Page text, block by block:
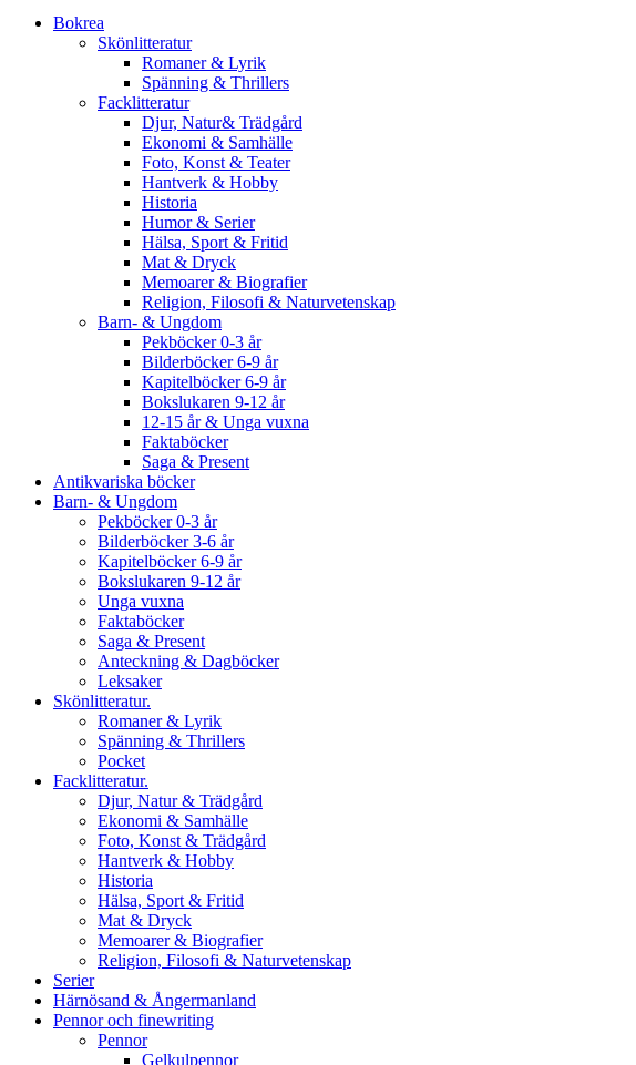
Bokrea
Skönlitteratur
Romaner & Lyrik
Spänning & Thrillers
Facklitteratur
Djur, Natur& Trädgård
Ekonomi & Samhälle
Foto, Konst & Teater
Hantverk & Hobby
Historia
Humor & Serier
Hälsa, Sport & Fritid
Mat & Dryck
Memoarer & Biografier
Religion, Filosofi & Naturvetenskap
Barn- & Ungdom
Pekböcker 0-3 år
Bilderböcker 6-9 år
Kapitelböcker 6-9 år
Bokslukaren 9-12 år
12-15 år & Unga vuxna
Faktaböcker
Saga & Present
Antikvariska böcker
Barn- & Ungdom
Pekböcker 0-3 år
Bilderböcker 3-6 år
Kapitelböcker 6-9 år
Bokslukaren 9-12 år
Unga vuxna
Faktaböcker
Saga & Present
Anteckning & Dagböcker
Leksaker
Skönlitteratur.
Romaner & Lyrik
Spänning & Thrillers
Pocket
Facklitteratur.
Djur, Natur & Trädgård
Ekonomi & Samhälle
Foto, Konst & Trädgård
Hantverk & Hobby
Historia
Hälsa, Sport & Fritid
Mat & Dryck
Memoarer & Biografier
Religion, Filosofi & Naturvetenskap
Serier
Härnösand & Ångermanland
Pennor och finewriting
Pennor
Gelkulpennor